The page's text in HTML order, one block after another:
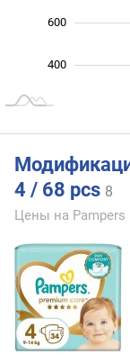
400
600
4 / 68 pcs 8
Цены на Pampers